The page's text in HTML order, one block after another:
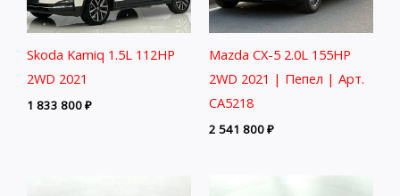
Skoda Kamiq 1.5L 112HP
2WD 2021
1 833 800₽
Mazda CX-5 2.0L 155HP
2WD 2021 | Пепел | Арт.
CA5218
2 541 800₽